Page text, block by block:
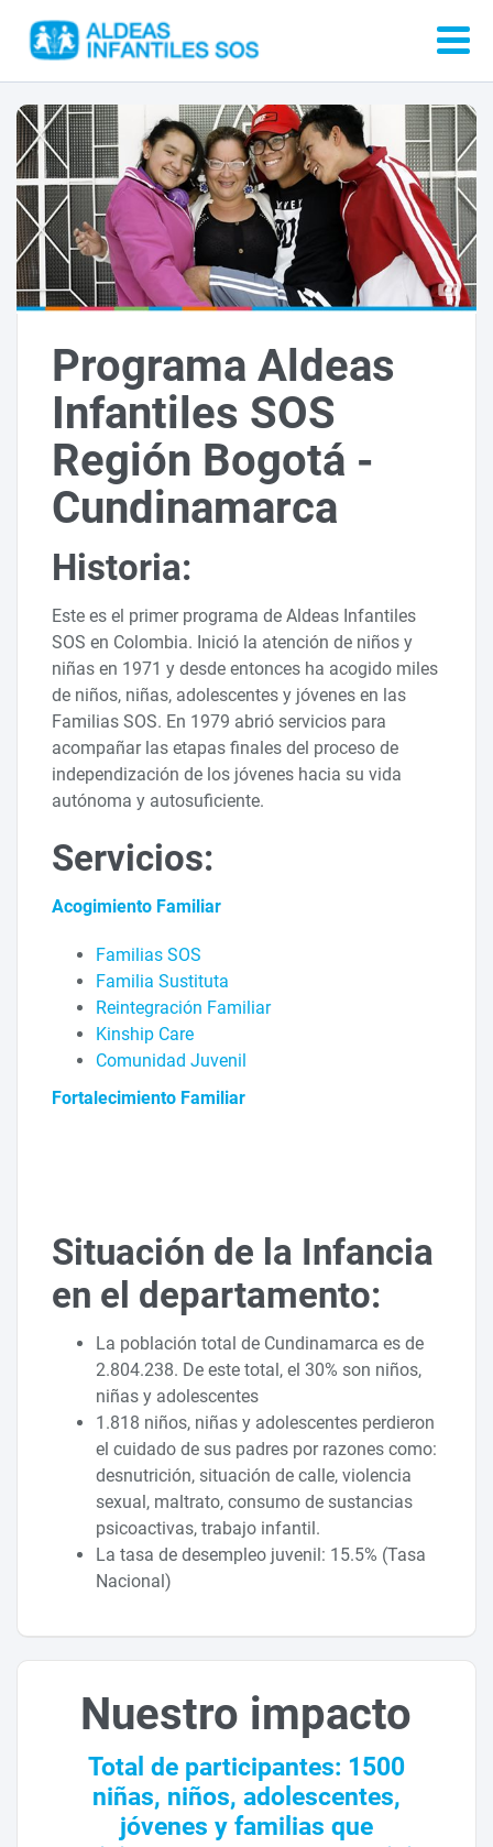
Programa Aldeas
Infantiles SOS
Región Bogotá -
Cundinamarca
Historia:
Este es el primer programa de Aldeas Infantiles
SOS en Colombia. Inició la atención de niños y
niñas en 1971 y desde entonces ha acogido miles
de niños, niñas, adolescentes y jóvenes en las
Familias SOS. En 1979 abrió servicios para
acompañar las etapas finales del proceso de
independización de los jóvenes hacia su vida
autónoma y autosuficiente.
Servicios:
Acogimiento Familiar
Familias SOS
Familia Sustituta
Reintegración Familiar
Kinship Care
Comunidad Juvenil
Fortalecimiento Familiar
Situación de la Infancia
en el departamento:
La población total de Cundinamarca es de
2.804.238. De este total, el 30% son niños,
niñas y adolescentes
1.818 niños, niñas y adolescentes perdieron
el cuidado de sus padres por razones como:
desnutrición, situación de calle, violencia
sexual, maltrato, consumo de sustancias
psicoactivas, trabajo infantil.
La tasa de desempleo juvenil: 15.5% (Tasa
Nacional)
Nuestro impacto
Total de participantes: 1500
niñas, niños, adolescentes,
jóvenes y familias que